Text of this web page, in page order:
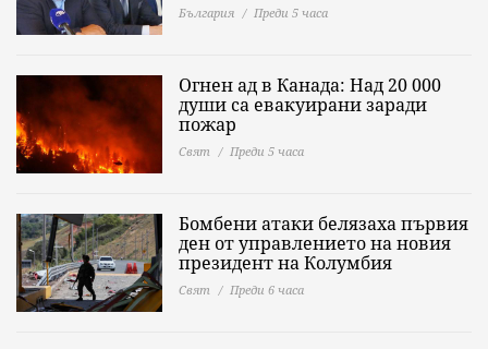
България Преди 5 часа
Огнен ад в Канада: Над 20 000
души са евакуирани заради
пожар
Свят Преди 5 часа
Бомбени атаки белязаха първия
ден от управлението на новия
президент на Колумбия
Свят Преди 6 часа